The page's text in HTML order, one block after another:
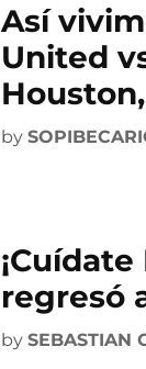
Así
United
by
regresó
by SEBASTIAN